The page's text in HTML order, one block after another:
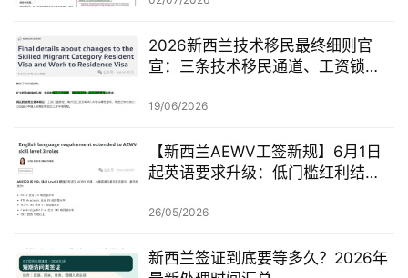
2026新西兰技术移民最终细则官
宣：三条技术移民通道、工资锁
查一次梳理
19/06/2026
【新西兰AEWV工签新规】6月1日
起英语要求升级：低门槛红利结
26/05/2026
新西兰签证到底要等多久？2026年